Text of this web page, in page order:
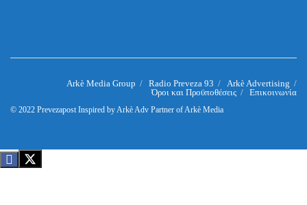
Arkè Media Group Radio Preveza 93
Arkè Advertising
Όροι και Προϋποθέσεις
Επικοινωνία
© 2022 PrevezapostInspired byArkè Adv Partner ofArkè Media